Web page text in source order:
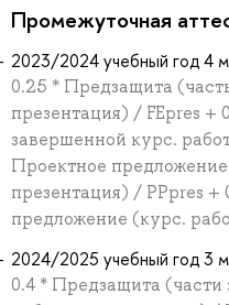
Промежуточная
2023/2024 учебный год 4
0.25 * Предзащита
презентация) / FEpres
завершенной курс.
Проектное
презентация) / PPpres
предложение (курс.
2024/2025 учебный год 3
0.4 * Предзащита